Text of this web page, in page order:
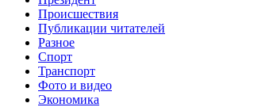
Происшествия
Публикации читателей
Разное
Спорт
Транспорт
Фото и видео
Экономика